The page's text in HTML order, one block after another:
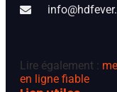
Lire également :
en ligne fiable